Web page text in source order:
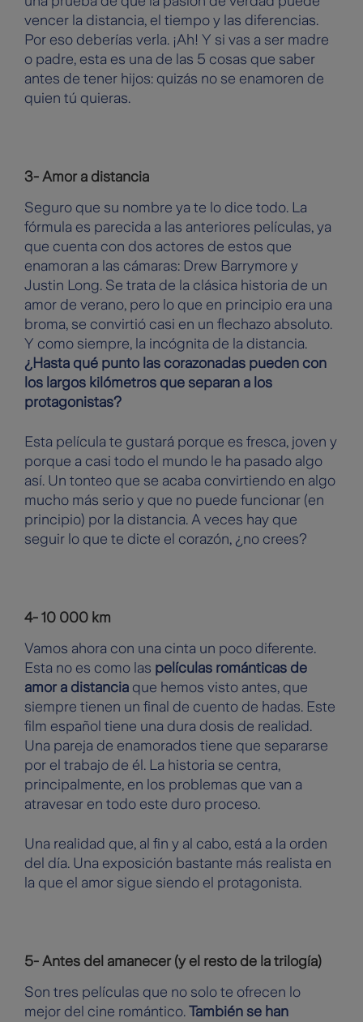
vencer la distancia, el tiempo y las diferencias.
Por eso deberías verla. ¡Ah! Y si vas a ser madre
o padre, esta es una de las 5 cosas que saber
antes de tener hijos: quizás no se enamoren de
quien tú quieras.
3- Amor a distancia
Seguro que su nombre ya te lo dice todo. La
fórmula es parecida a las anteriores películas, ya
que cuenta con dos actores de estos que
enamoran a las cámaras: Drew Barrymore y
Justin Long. Se trata de la clásica historia de un
amor de verano, pero lo que en principio era una
broma, se convirtió casi en un flechazo absoluto.
Y como siempre, la incógnita de la distancia.
¿Hasta qué punto las corazonadas pueden con
los largos kilómetros que separan a los
protagonistas?
Esta película te gustará porque es fresca, joven y
porque a casi todo el mundo le ha pasado algo
así. Un tonteo que se acaba convirtiendo en algo
mucho más serio y que no puede funcionar (en
principio) por la distancia. A veces hay que
seguir lo que te dicte el corazón, ¿no crees?
4- 10 000 km
Vamos ahora con una cinta un poco diferente.
Esta no es como las películas románticas de
amor a distancia que hemos visto antes, que
siempre tienen un final de cuento de hadas. Este
film español tiene una dura dosis de realidad.
Una pareja de enamorados tiene que separarse
por el trabajo de él. La historia se centra,
principalmente, en los problemas que van a
atravesar en todo este duro proceso.
Una realidad que, al fin y al cabo, está a la orden
del día. Una exposición bastante más realista en
la que el amor sigue siendo el protagonista.
5- Antes del amanecer (y el resto de la trilogía)
Son tres películas que no solo te ofrecen lo
mejor del cine romántico. También se han